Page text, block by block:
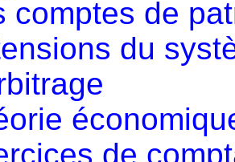
comptes de
du
de